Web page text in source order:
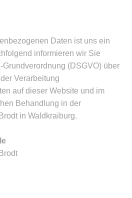
Daten ist uns ein
informieren wir Sie
(DSGVO) über
Verarbeitung
auf dieser Website und im
Behandlung in der
in Waldkraiburg.